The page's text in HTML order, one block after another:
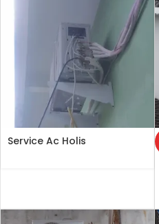
Service Ac Holis